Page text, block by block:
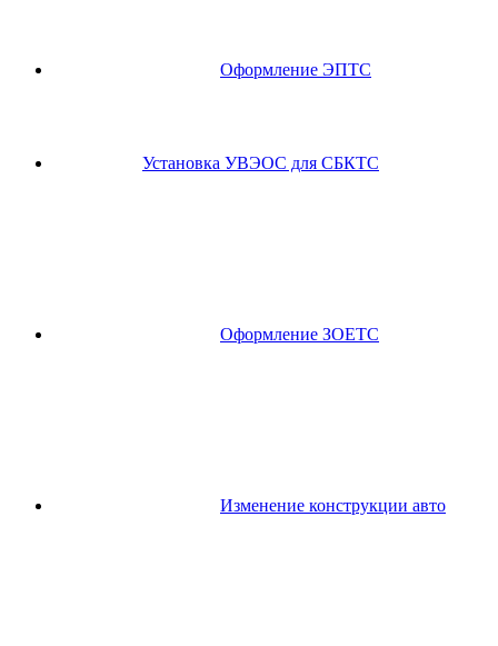
Оформление ЭПТС
Установка УВЭОС для СБКТС
Оформление ЗОЕТС
Изменение конструкции авто